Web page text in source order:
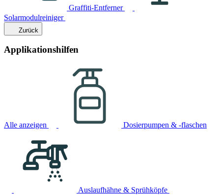
Graffiti-Entferner
Solarmodulreiniger
Zurück
Applikationshilfen
Alle anzeigen Dosierpumpen & -flaschen
Auslaufhähne & Sprühköpfe